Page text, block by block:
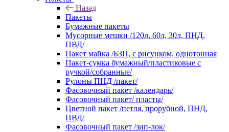
Назад
Пакеты
Бумажные пакеты
Мусорные мешки /120л, 60л, 30л, ПНД,
ПВД/
Пакет майка /БЗП, с рисунком, однотонная
Пакет-сумка бумажный/пластиковые с
ручкой/собранные/
Рулоны ПНД /пакет/
Фасовочный пакет /календарь/
Фасовочный пакет/ пласты/
Цветной пакет /петля, прорубной, ПНД,
ПВД/
Фасовочный пакет /зип-лок/